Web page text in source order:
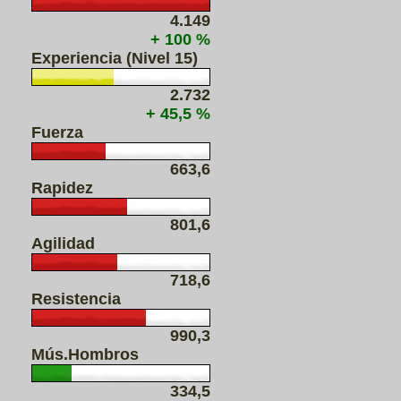
4.149
+ 100 %
Experiencia (Nivel 15)
2.732
+ 45,5 %
Fuerza
663,6
Rapidez
801,6
Agilidad
718,6
Resistencia
990,3
Mús.Hombros
334,5